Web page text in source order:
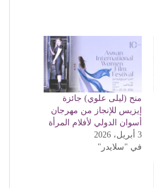
منح (ليلى علوي) جائزة
إيزيس للإنجاز من مهرجان
أسوان الدولي لأفلام المرأة
3 أبريل، 2026
في "سلايدر"